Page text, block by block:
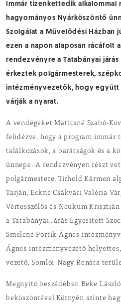
Immár tizenkettedik alkalommal
hagyományos Nyárköszöntő
Szolgálat a Művelődési Házban
ezen a napon alaposan rácáfolt
rendezvényre a Tatabányai
érkeztek polgármesterek,
intézményvezetők, hogy együtt
várják a nyarat.
A vendégeket Maticsné Szabó-
felidézve, hogy a program immár
találkozások, a barátságok és a
ünnepe. A rendezvényen részt
polgármestere, Tirhold Kármen
Tarján, Eckné Csákvári Valéria
Vértesszőlős és Neukum
a Tatabányai Járás Egyesített
Smelcné Portik Ágnes
Ágnes intézményvezető
vezető, Somlói-Nagy Renáta
Megnyitó beszédében Beke
beköszöntével Környén szinte